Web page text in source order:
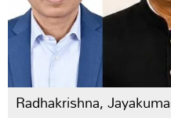
Radhakrishna,